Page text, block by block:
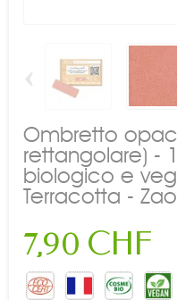
‹
Ombretto
rettangolare) -
biologico e
Terracotta - Zao
7,90 CHF